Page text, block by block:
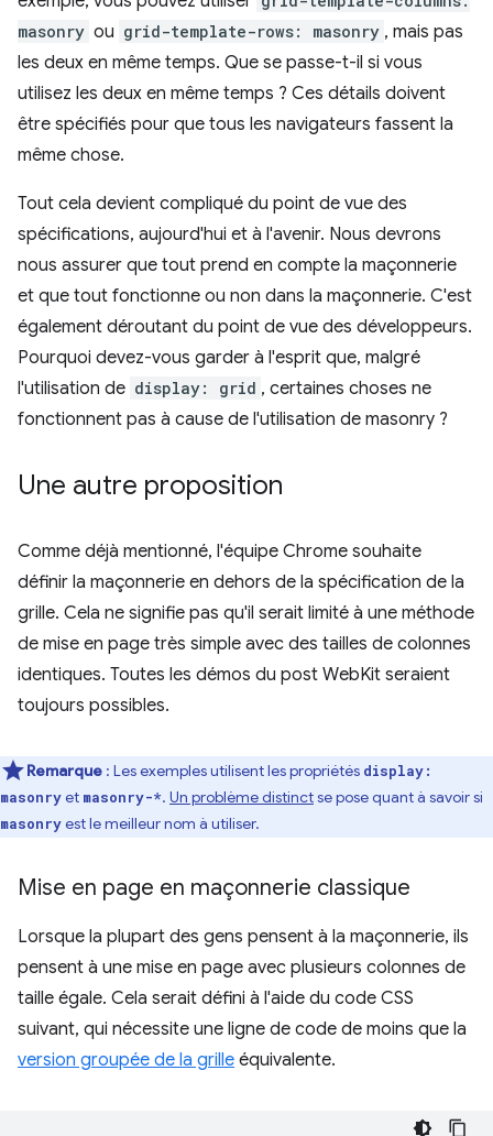
masonry ou grid-template-rows: masonry , mais pas
les deux en même temps. Que se passe-t-il si vous
utilisez les deux en même temps ? Ces détails doivent
être spécifiés pour que tous les navigateurs fassent la
même chose.
Tout cela devient compliqué du point de vue des
spécifications, aujourd'hui et à l'avenir. Nous devrons
nous assurer que tout prend en compte la maçonnerie
et que tout fonctionne ou non dans la maçonnerie. C'est
également déroutant du point de vue des développeurs.
Pourquoi devez-vous garder à l'esprit que, malgré
l'utilisation de display: grid , certaines choses ne
fonctionnent pas à cause de l'utilisation de masonry ?
Une autre proposition
Comme déjà mentionné, l'équipe Chrome souhaite
définir la maçonnerie en dehors de la spécification de la
grille. Cela ne signifie pas qu'il serait limité à une méthode
de mise en page très simple avec des tailles de colonnes
identiques. Toutes les démos du post WebKit seraient
toujours possibles.
Remarque : Les exemples utilisent les propriétés display:
masonryet masonry-*. Un problème distinctse pose quant à savoir si
masonryest le meilleur nom à utiliser.
Mise en page en maçonnerie classique
Lorsque la plupart des gens pensent à la maçonnerie, ils
pensent à une mise en page avec plusieurs colonnes de
taille égale. Cela serait défini à l'aide du code CSS
suivant, qui nécessite une ligne de code de moins que la
version groupée de la grille équivalente.